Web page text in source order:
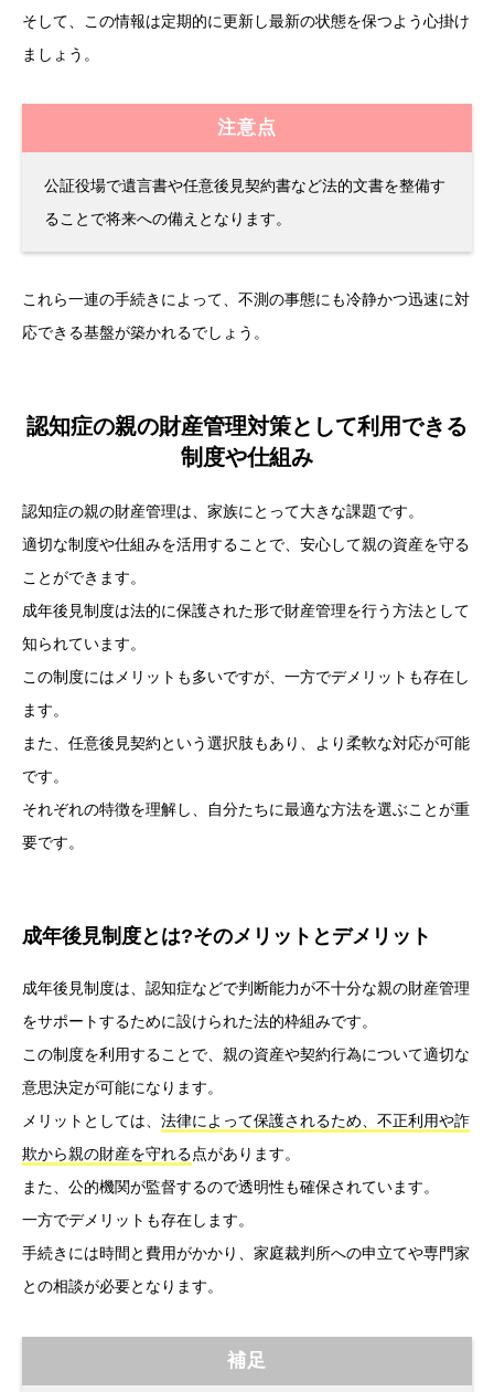
そして、この情報は定期的に更新し最新の状態を保つよう心掛け
ましょう。
注意点
公証役場で遺言書や任意後見契約書など法的文書を整備す
ることで将来への備えとなります。
これら一連の手続きによって、不測の事態にも冷静かつ迅速に対
応できる基盤が築かれるでしょう。
認知症の親の財産管理対策として利用できる
制度や仕組み
認知症の親の財産管理は、家族にとって大きな課題です。
適切な制度や仕組みを活用することで、安心して親の資産を守る
ことができます。
成年後見制度は法的に保護された形で財産管理を行う方法として
知られています。
この制度にはメリットも多いですが、一方でデメリットも存在し
ます。
また、任意後見契約という選択肢もあり、より柔軟な対応が可能
です。
それぞれの特徴を理解し、自分たちに最適な方法を選ぶことが重
要です。
成年後見制度とは?そのメリットとデメリット
成年後見制度は、認知症などで判断能力が不十分な親の財産管理
をサポートするために設けられた法的枠組みです。
この制度を利用することで、親の資産や契約行為について適切な
意思決定が可能になります。
メリットとしては、 法律によって保護されるため、不正利用や詐
欺から親の財産を守れる点があります。
また、公的機関が監督するので透明性も確保されています。
一方でデメリットも存在します。
手続きには時間と費用がかかり、家庭裁判所への申立てや専門家
との相談が必要となります。
補足